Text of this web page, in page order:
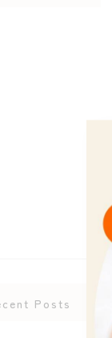
Posts